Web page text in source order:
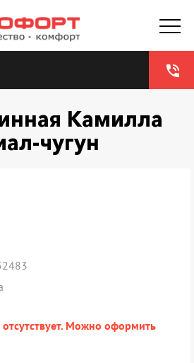
phone_in_talk
Камилла
чугун
Можно оформить